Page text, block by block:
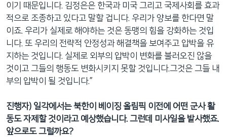
이기 때문입니다. 김정은은 한국과 미국 그리고 국제사회를 효과
적으로 조종하고 있다고 말할 겁니다. 우리가 양보를 한다면 말
이죠. 우리가 실제로 해야하는 것은 동맹의 힘을 강화하는 것입
니다. 또 우리의 전략적 안정성과 해결책을 보여주고 압박을 유
지하는 것입니다. 실제로 외부의 압박이 변화를 불러오진 않을
것이고 그들의 행동도 변화시키지 못할 것입니다.그것은 그들 내
부의 압박이 될 것입니다.”
진행자) 일각에서는 북한이 베이징 올림픽 이전에 어떤 군사 활
동도 자제할 것이라고 예상했습니다. 그런데 미사일을 발사했죠.
앞으로도 그럴까요?